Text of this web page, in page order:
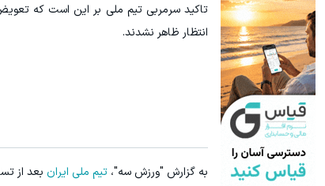
تاکید سرمربی تیم ملی بر این است که
انتظار ظاهر نشدند.
به گزارش "ورزش سه"، تیم ملی ایران
۳ دلار پاداش در هر لات معاملاتی در بروکر اینوسلو